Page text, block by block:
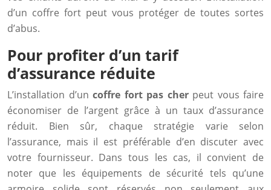
d’un coffre fort peut vous protéger de toutes sortes
d’abus.
Pour profiter d’un tarif
d’assurance réduite
L’installation d’un coffre fort pas cherpeut vous faire
économiser de l’argent grâce à un taux d’assurance
réduit. Bien sûr, chaque stratégie varie selon
l’assurance, mais il est préférable d’en discuter avec
votre fournisseur. Dans tous les cas, il convient de
noter que les équipements de sécurité tels qu’une